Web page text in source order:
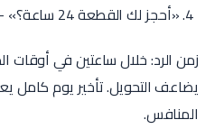
«أحجز لك القطعة 24 ساعة؟» — إلحاح لطيف دون ضغط.
زمن الرد: خلال ساعتين في أوقات
يضاعف التحويل. تأخير يوم كامل
المنافس.